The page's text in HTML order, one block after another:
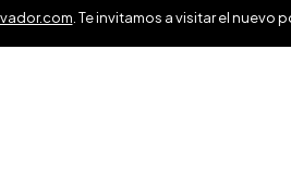
. Te invitamos a visitar el